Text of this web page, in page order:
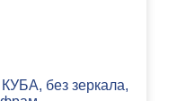
без зеркала,